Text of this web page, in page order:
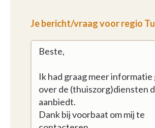
Je bericht/vraag voor regio